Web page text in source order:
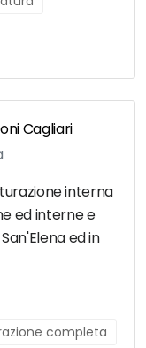
Cagliari
interna
ed interne e
ed in
completa